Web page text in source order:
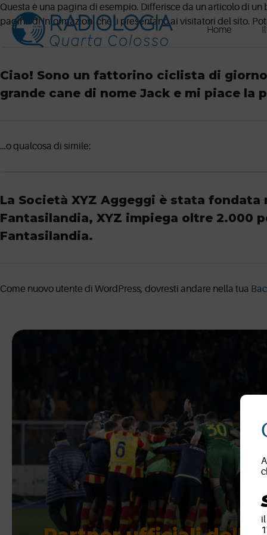
Skip
to
content
Home
Questa è una pagina di esempio. Differisce da un articolo di
pagina di Informazioni che li presentano ai visitatori del sito.
Ciao! Sono un fattorino ciclista di
grande cane di nome Jack e mi piace la
…o qualcosa di simile:
La Società XYZ Aggeggi è stata
Fantasilandia, XYZ impiega oltre 2.000
Fantasilandia.
Come nuovo utente di WordPress, dovresti andare nella tua